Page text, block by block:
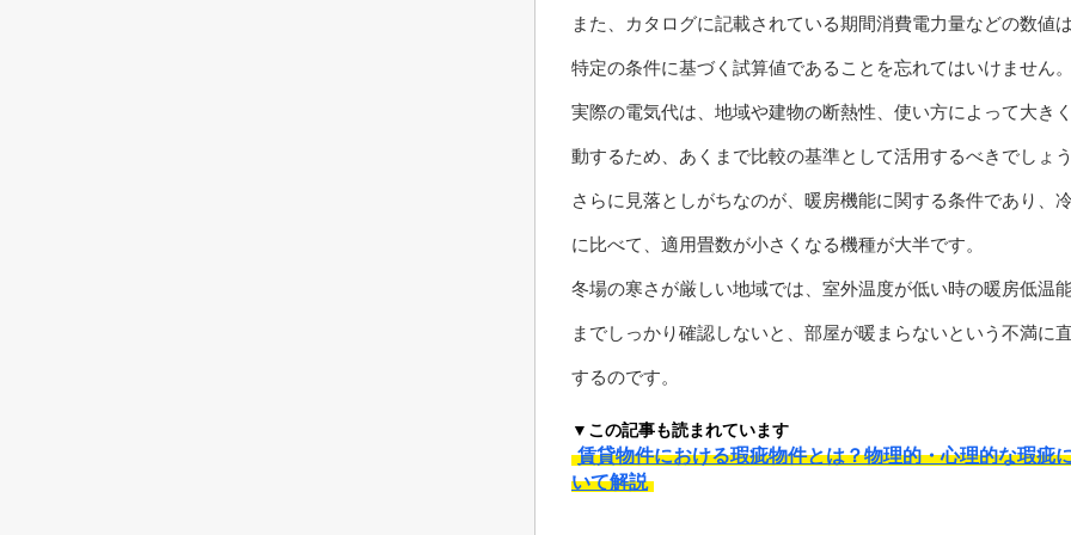
また、カタログに記載されている期間消費電力量などの数値は
特定の条件に基づく試算値であることを忘れてはいけません。
実際の電気代は、地域や建物の断熱性、使い方によって大き
動するため、あくまで比較の基準として活用するべきでしょう
さらに見落としがちなのが、暖房機能に関する条件であり、
に比べて、適用畳数が小さくなる機種が大半です。
冬場の寒さが厳しい地域では、室外温度が低い時の暖房低温
までしっかり確認しないと、部屋が暖まらないという不満に
するのです。
▼この記事も読まれています
賃貸物件における瑕疵物件とは？物理的・心理的な瑕疵
いて解説